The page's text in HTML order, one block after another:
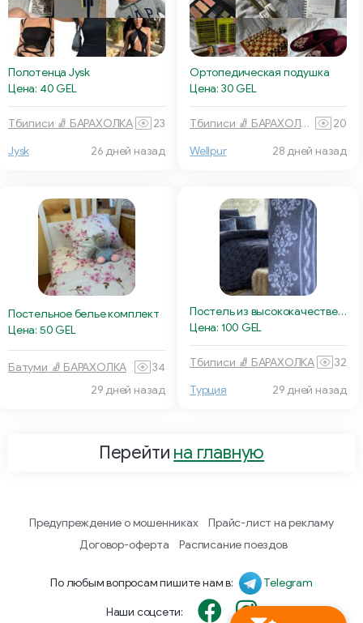
Полотенца Jysk
Цена: 40 GEL
Тбилиси 🧦 БАРАХОЛКА 23
Jysk 26 дней назад
Ортопедическая подушка
Цена: 30 GEL
Тбилиси 🧦 БАРАХОЛКА 20
Wellpur 28 дней назад
Постельное белье комплект
Цена: 50 GEL
Батуми 🧦 БАРАХОЛКА
34
29 дней назад
Постель из высококачественного турецкого хлопка
Цена: 100 GEL
Тбилиси 🧦 БАРАХОЛКА 32
Турция 29 дней назад
Перейти на главную
Предупреждение о мошенниках
Прайс-лист на рекламу
Договор-оферта
Расписание поездов
По любым вопросам пишите нам в: Telegram
Наши соцсети: